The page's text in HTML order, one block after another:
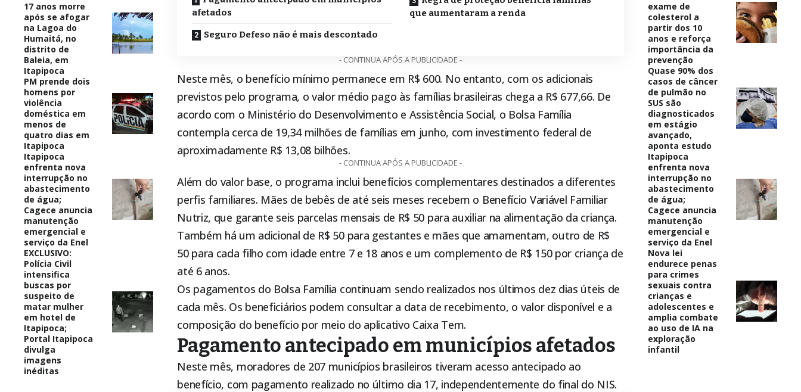
17 anos morre
após se afogar
na Lagoa do
Humaitá, no
distrito de
Baleia, em
Itapipoca
PM prende dois
homens por
violência
doméstica em
menos de
quatro dias em
Itapipoca
Itapipoca
enfrenta nova
interrupção no
abastecimento
de água;
Cagece anuncia
manutenção
emergencial e
serviço da Enel
EXCLUSIVO:
Polícia Civil
intensifica
buscas por
suspeito de
matar mulher
em hotel de
Itapipoca;
Portal Itapipoca
divulga
imagens
inéditas
afetados
Seguro Defeso não é mais descontado
que aumentaram a renda
- CONTINUA APÓS A PUBLICIDADE -
Neste mês, o benefício mínimo permanece em R$ 600. No entanto, com os adicionais
previstos pelo programa, o valor médio pago às famílias brasileiras chega a R$ 677,66. De
acordo com o Ministério do Desenvolvimento e Assistência Social, o Bolsa Família
contempla cerca de 19,34 milhões de famílias em junho, com investimento federal de
aproximadamente R$ 13,08 bilhões.
- CONTINUA APÓS A PUBLICIDADE -
Além do valor base, o programa inclui benefícios complementares destinados a diferentes
perfis familiares. Mães de bebês de até seis meses recebem o Benefício Variável Familiar
Nutriz, que garante seis parcelas mensais de R$ 50 para auxiliar na alimentação da criança.
Também há um adicional de R$ 50 para gestantes e mães que amamentam, outro de R$
50 para cada filho com idade entre 7 e 18 anos e um complemento de R$ 150 por criança de
até 6 anos.
Os pagamentos do Bolsa Família continuam sendo realizados nos últimos dez dias úteis de
cada mês. Os beneficiários podem consultar a data de recebimento, o valor disponível e a
composição do benefício por meio do aplicativo Caixa Tem.
Pagamento antecipado em municípios afetados
Neste mês, moradores de 207 municípios brasileiros tiveram acesso antecipado ao
benefício, com pagamento realizado no último dia 17, independentemente do final do NIS.
exame de
colesterol a
partir dos 10
anos e reforça
importância da
prevenção
Quase 90% dos
casos de câncer
de pulmão no
SUS são
diagnosticados
em estágio
avançado,
aponta estudo
Itapipoca
enfrenta nova
interrupção no
abastecimento
de água;
Cagece anuncia
manutenção
emergencial e
serviço da Enel
Nova lei
endurece penas
para crimes
sexuais contra
crianças e
adolescentes e
amplia combate
ao uso de IA na
exploração
infantil